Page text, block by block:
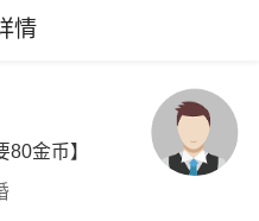
情
80金币】